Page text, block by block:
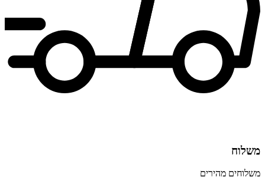
משלוח
משלוחים מהירים